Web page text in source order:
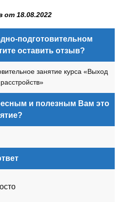
от 18.08.2022
подготовительном
оставить отзыв?
занятие курса «Выход
и полезным Вам это